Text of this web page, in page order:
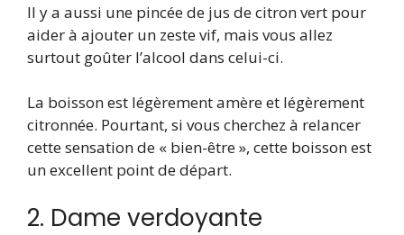
Il y a aussi une pincée de jus de citron vert pour
aider à ajouter un zeste vif, mais vous allez
surtout goûter l’alcool dans celui-ci.
La boisson est légèrement amère et légèrement
citronnée. Pourtant, si vous cherchez à relancer
cette sensation de « bien-être », cette boisson est
un excellent point de départ.
2. Dame verdoyante